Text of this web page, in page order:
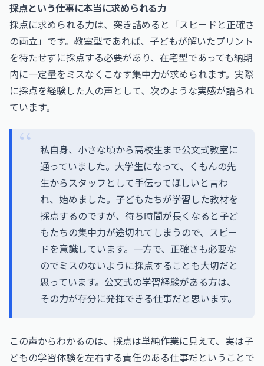
採点という仕事に本当に求められる力
採点に求められる力は、突き詰めると「スピードと正確さ
の両立」です。教室型であれば、子どもが解いたプリント
を待たせずに採点する必要があり、在宅型であっても納期
内に一定量をミスなくこなす集中力が求められます。実際
に採点を経験した人の声として、次のような実感が語られ
ています。
私自身、小さな頃から高校生まで公文式教室に
通っていました。大学生になって、くもんの先
生からスタッフとして手伝ってほしいと言わ
れ、始めました。子どもたちが学習した教材を
採点するのですが、待ち時間が長くなると子ど
もたちの集中力が途切れてしまうので、スピー
ドを意識しています。一方で、正確さも必要な
のでミスのないように採点することも大切だと
思っています。公文式の学習経験がある方は、
その力が存分に発揮できる仕事だと思います。
この声からわかるのは、採点は単純作業に見えて、実は子
どもの学習体験を左右する責任のある仕事だということで